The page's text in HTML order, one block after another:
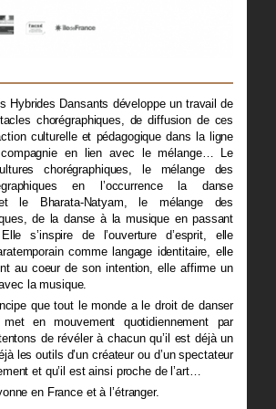
Hybrides Dansants développe un travail de
chorégraphiques, de diffusion de ces
culturelle et pédagogique dans la ligne
en lien avec le mélange… Le
chorégraphiques, le mélange des
en l’occurrence la danse
et le Bharata-Natyam, le mélange des
de la danse à la musique en passant
s’inspire de l’ouverture d’esprit, elle
comme langage identitaire, elle
au coeur de son intention, elle affirme un
la musique.
que tout le monde a le droit de danser
en mouvement quotidiennement par
de révéler à chacun qu’il est déjà un
les outils d’un créateur ou d’un spectateur
et qu’il est ainsi proche de l’art…
en France et à l’étranger.